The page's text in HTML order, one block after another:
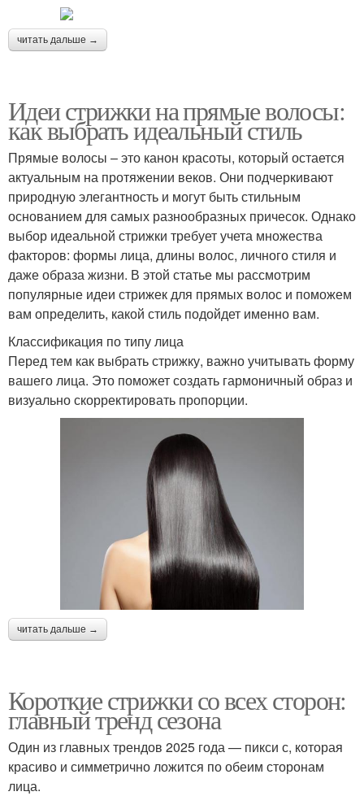
читать дальше →
Идеи стрижки на прямые волосы:
как выбрать идеальный стиль
Прямые волосы – это канон красоты, который остается
актуальным на протяжении веков. Они подчеркивают
природную элегантность и могут быть стильным
основанием для самых разнообразных причесок. Однако
выбор идеальной стрижки требует учета множества
факторов: формы лица, длины волос, личного стиля и
даже образа жизни. В этой статье мы рассмотрим
популярные идеи стрижек для прямых волос и поможем
вам определить, какой стиль подойдет именно вам.
Классификация по типу лица
Перед тем как выбрать стрижку, важно учитывать форму
вашего лица. Это поможет создать гармоничный образ и
визуально скорректировать пропорции.
читать дальше →
Короткие стрижки со всех сторон:
главный тренд сезона
Один из главных трендов 2025 года — пикси с, которая
красиво и симметрично ложится по обеим сторонам
лица.